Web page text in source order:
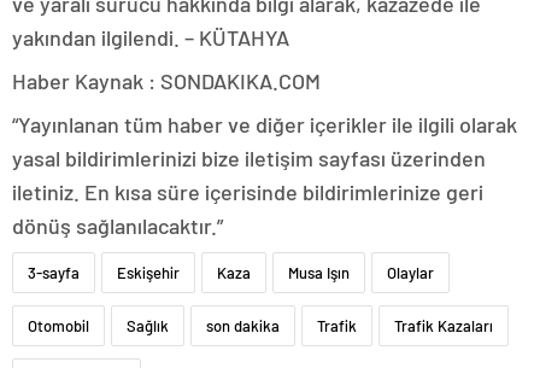
yakından ilgilendi. – KÜTAHYA
Haber Kaynak : SONDAKIKA.COM
“Yayınlanan tüm haber ve diğer içerikler ile ilgili olarak
yasal bildirimlerinizi bize iletişim sayfası üzerinden
iletiniz. En kısa süre içerisinde bildirimlerinize geri
dönüş sağlanılacaktır.”
3-sayfa Eskişehir Kaza Musa Işın Olaylar
Otomobil Sağlık son dakika Trafik Trafik Kazaları